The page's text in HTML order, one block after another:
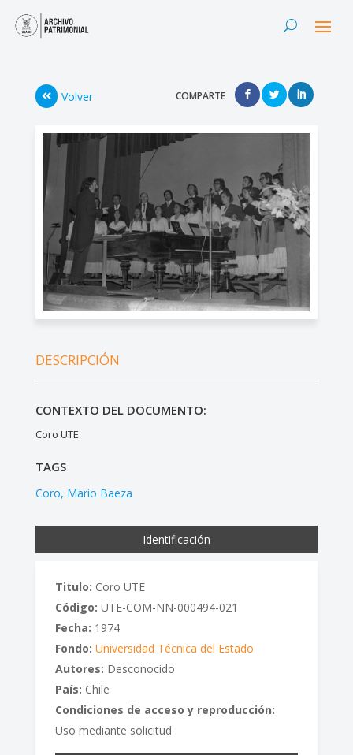
Volver COMPARTE
DESCRIPCIÓN
CONTEXTO DEL DOCUMENTO:
Coro UTE
TAGS
Coro Mario Baeza
Identificación
Titulo: Coro UTE
Código: UTE-COM-NN-000494-021
Fecha: 1974
Fondo: Universidad Técnica del Estado
Autores: Desconocido
País: Chile
Condiciones de acceso y reproducción:
Uso mediante solicitud